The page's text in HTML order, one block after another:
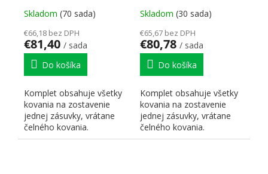
sivá IG, skrutka, drez
Skladom (70 sada)
€66,18 bez DPH
€81,40 / sada
Do košíka
Komplet obsahuje všetky
kovania na zostavenie
jednej zásuvky, vrátane
čelného kovania.
sivá IG, skrutka, drez
Skladom (30 sada)
€65,67 bez DPH
€80,78 / sada
Do košíka
Komplet obsahuje všetky
kovania na zostavenie
jednej zásuvky, vrátane
čelného kovania.